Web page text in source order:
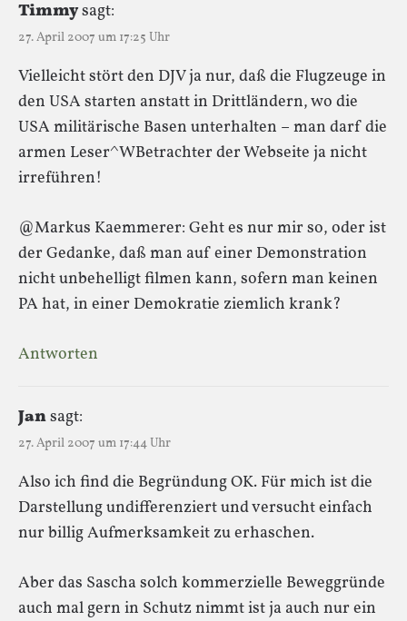
Timmysagt:
27. April 2007 um 17:25 Uhr
Vielleicht stört den DJV ja nur, daß die Flugzeuge in
den USA starten anstatt in Drittländern, wo die
USA militärische Basen unterhalten – man darf die
armen Leser^WBetrachter der Webseite ja nicht
irreführen!
@Markus Kaemmerer: Geht es nur mir so, oder ist
der Gedanke, daß man auf einer Demonstration
nicht unbehelligt filmen kann, sofern man keinen
PA hat, in einer Demokratie ziemlich krank?
Antworten
Jansagt:
27. April 2007 um 17:44 Uhr
Also ich find die Begründung OK. Für mich ist die
Darstellung undifferenziert und versucht einfach
nur billig Aufmerksamkeit zu erhaschen.
Aber das Sascha solch kommerzielle Beweggründe
auch mal gern in Schutz nimmt ist ja auch nur ein